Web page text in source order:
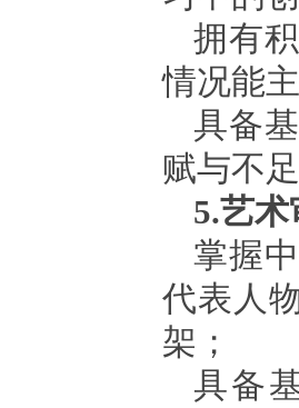
拥有
情况能
具备
赋与不
5.艺
掌握
代表人
架；
具备